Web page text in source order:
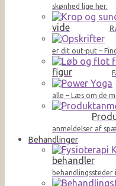
skønhed lige her.
vide
er dit out-put –
figur
alle – Læs om de
anmeldelser af
Behandlinger
behandler
behandlingssteder